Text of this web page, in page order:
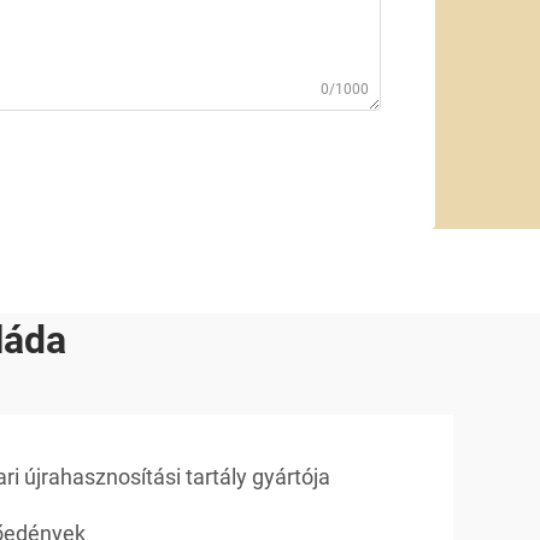
0/1000
újrahasznosítási tartály gyártója